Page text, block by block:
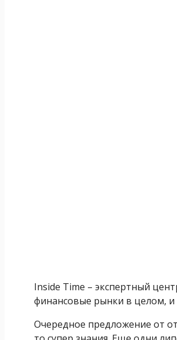
Inside Time – экспертный
финансовые рынки в целом, и
Очередное предложение от